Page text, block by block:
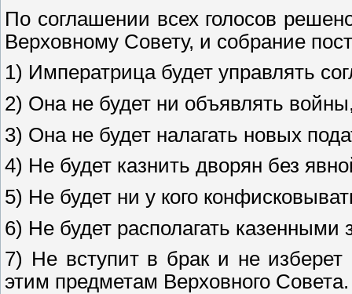
По соглашении всех голосов
Верховному Совету, и собрание
1) Императрица будет управлять
2) Она не будет ни объявлять
3) Она не будет налагать новых
4) Не будет казнить дворян без
5) Не будет ни у кого
6) Не будет располагать
7) Не вступит в брак и не изберет
этим предметам Верховного Совета.